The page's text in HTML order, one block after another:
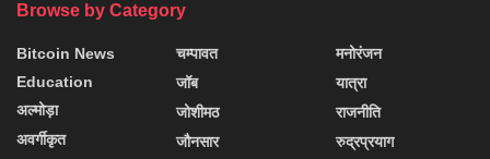
Browse by Category
Bitcoin News
Education
अल्मोड़ा
अवर्गीकृत
चम्पावत
जॉब
जोशीमठ
जौनसार
मनोरंजन
यात्रा
राजनीति
रुद्रप्रयाग